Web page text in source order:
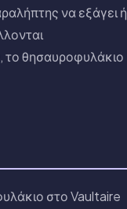
να εξάγει ή
το θησαυροφυλάκιο
στο Vaultaire